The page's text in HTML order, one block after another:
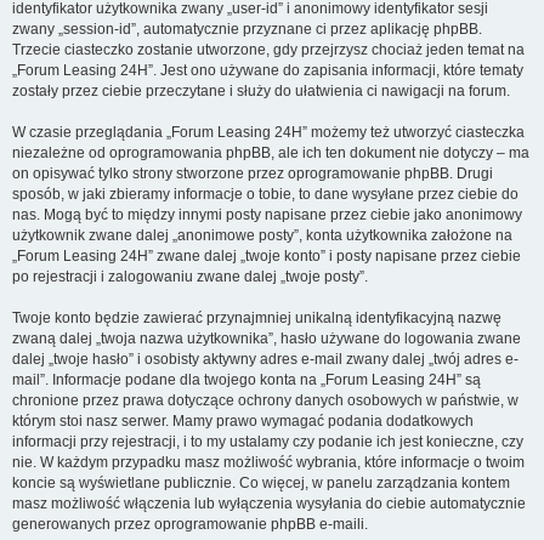
identyfikator użytkownika zwany „user-id” i anonimowy identyfikator sesji
zwany „session-id”, automatycznie przyznane ci przez aplikację phpBB.
Trzecie ciasteczko zostanie utworzone, gdy przejrzysz chociaż jeden temat na
„Forum Leasing 24H”. Jest ono używane do zapisania informacji, które tematy
zostały przez ciebie przeczytane i służy do ułatwienia ci nawigacji na forum.
W czasie przeglądania „Forum Leasing 24H” możemy też utworzyć ciasteczka
niezależne od oprogramowania phpBB, ale ich ten dokument nie dotyczy – ma
on opisywać tylko strony stworzone przez oprogramowanie phpBB. Drugi
sposób, w jaki zbieramy informacje o tobie, to dane wysyłane przez ciebie do
nas. Mogą być to między innymi posty napisane przez ciebie jako anonimowy
użytkownik zwane dalej „anonimowe posty”, konta użytkownika założone na
„Forum Leasing 24H” zwane dalej „twoje konto” i posty napisane przez ciebie
po rejestracji i zalogowaniu zwane dalej „twoje posty”.
Twoje konto będzie zawierać przynajmniej unikalną identyfikacyjną nazwę
zwaną dalej „twoja nazwa użytkownika”, hasło używane do logowania zwane
dalej „twoje hasło” i osobisty aktywny adres e-mail zwany dalej „twój adres e-
mail”. Informacje podane dla twojego konta na „Forum Leasing 24H” są
chronione przez prawa dotyczące ochrony danych osobowych w państwie, w
którym stoi nasz serwer. Mamy prawo wymagać podania dodatkowych
informacji przy rejestracji, i to my ustalamy czy podanie ich jest konieczne, czy
nie. W każdym przypadku masz możliwość wybrania, które informacje o twoim
koncie są wyświetlane publicznie. Co więcej, w panelu zarządzania kontem
masz możliwość włączenia lub wyłączenia wysyłania do ciebie automatycznie
generowanych przez oprogramowanie phpBB e-maili.